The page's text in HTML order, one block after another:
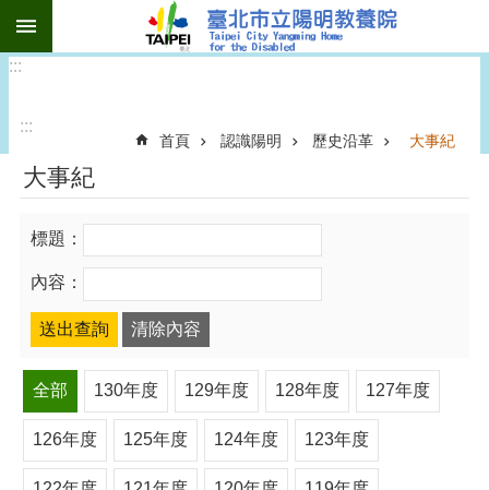
跳到主要內容區塊
:::
:::
首頁 認識陽明 歷史沿革 大事紀
大事紀
標題：
內容：
全部 130年度 129年度 128年度 127年度
126年度 125年度 124年度 123年度